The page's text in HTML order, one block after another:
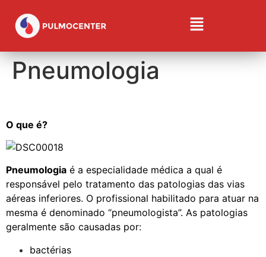
Pneumologia
O que é?
Pneumologia é a especialidade médica a qual é
responsável pelo tratamento das patologias das vias
aéreas inferiores. O profissional habilitado para atuar na
mesma é denominado “pneumologista”. As patologias
geralmente são causadas por:
bactérias